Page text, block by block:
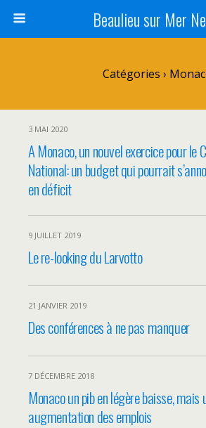
Beaulieu sur Mer
Catégories ›
3 MAI 2020
A Monaco, un nouvel exercice pour le
National: un budget qui pourrait
en déficit
9 JUILLET 2019
Le re-looking du Larvotto
21 JANVIER 2019
Des conférences à ne pas manquer
7 DÉCEMBRE 2018
Monaco un pib en légère baisse, mais
augmentation des emplois